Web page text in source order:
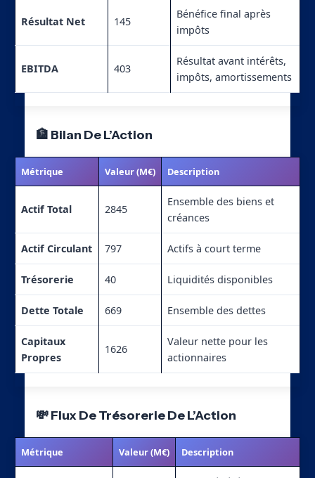
Résultat Net 145
Bénéfice final après
impôts
EBITDA 403
Résultat avant intérêts,
impôts, amortissements
🏦 Bilan De L’Action
Métrique Valeur (M€) Description
Actif Total 2845
Ensemble des biens et
créances
Actif Circulant 797 Actifs à court terme
Trésorerie 40 Liquidités disponibles
Dette Totale 669 Ensemble des dettes
Capitaux
Propres
1626
Valeur nette pour les
actionnaires
💸 Flux De Trésorerie De L’Action
Métrique Valeur (M€) Description